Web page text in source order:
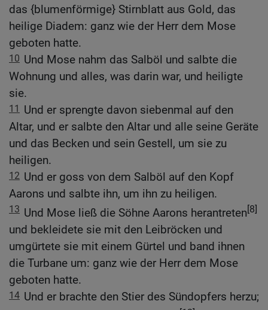
das {blumenförmige} Stirnblatt aus Gold, das
heilige Diadem: ganz wie der Herr dem Mose
geboten hatte.
10 Und Mose nahm das Salböl und salbte die
Wohnung und alles, was darin war, und heiligte
sie.
11 Und er sprengte davon siebenmal auf den
Altar, und er salbte den Altar und alle seine Geräte
und das Becken und sein Gestell, um sie zu
heiligen.
12 Und er goss von dem Salböl auf den Kopf
Aarons und salbte ihn, um ihn zu heiligen.
13 Und Mose ließ die Söhne Aarons herantreten[8]
und bekleidete sie mit den Leibröcken und
umgürtete sie mit einem Gürtel und band ihnen
die Turbane um: ganz wie der Herr dem Mose
geboten hatte.
14 Und er brachte den Stier des Sündopfers herzu;